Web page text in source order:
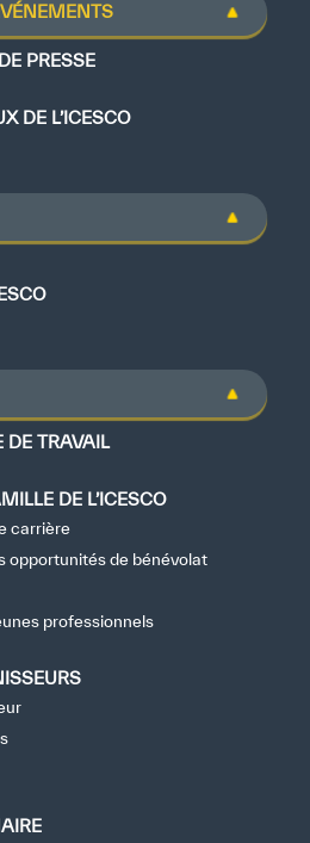
PRESSE
DE L’ICESCO
DE TRAVAIL
DE L’ICESCO
carrière
opportunités de bénévolat
professionnels